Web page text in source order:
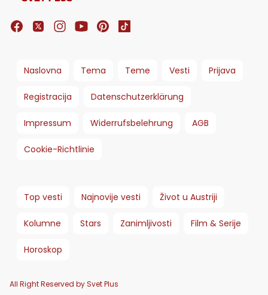
Naslovna Tema Teme Vesti Prijava
Registracija Datenschutzerklärung
Impressum Widerrufsbelehrung AGB
Cookie-Richtlinie
Top vesti Najnovije vesti Život u Austriji
Kolumne Stars Zanimljivosti Film & Serije
Horoskop
All Right Reserved by Svet Plus